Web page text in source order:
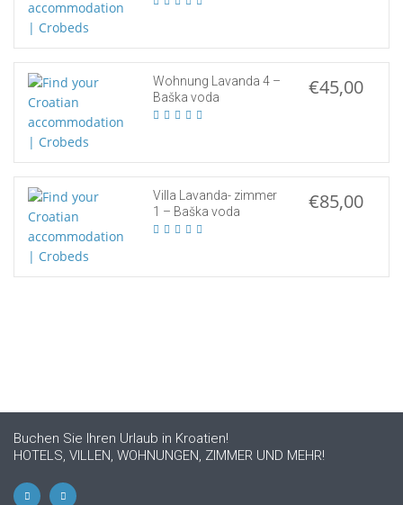
Wohnung Lavanda 4 –
Baška voda
€45,00
Villa Lavanda- zimmer
1 – Baška voda
€85,00
Buchen Sie Ihren Urlaub in Kroatien!
HOTELS, VILLEN, WOHNUNGEN, ZIMMER UND MEHR!